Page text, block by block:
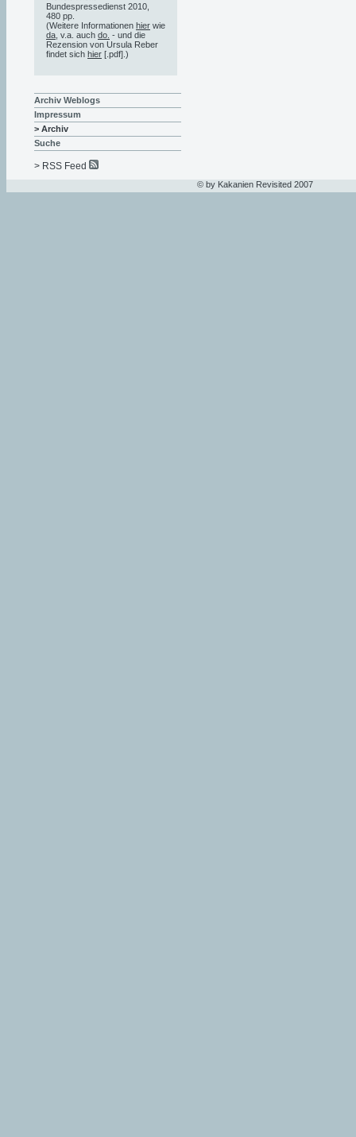
Bundespressedienst 2010,
480 pp.
(Weitere Informationen hier wie
da , v.a. auch do. - und die
Rezension von Ursula Reber
findet sich hier [.pdf].)
Archiv Weblogs
Impressum
> Archiv
Suche
> RSS Feed
© by Kakanien Revisited 2007